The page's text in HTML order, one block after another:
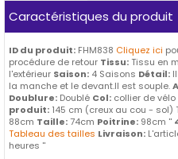
Caractéristiques du produit
ID du produit: FHM838 Cliquez ici
procédure de retour Tissu: Tissu en
l'extérieur Saison: 4 Saisons Détail:
la manche et le devant.Il est souple.
Doublure: Doublé Col: collier de vélo
produit: 145 cm (creux au cou -
88cm Taille:74cm Poitrine: 98cm ''
Tableau des tailles Livraison:
heures ''